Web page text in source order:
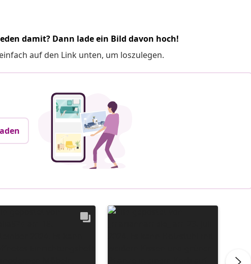
damit? Dann lade ein Bild davon hoch!
auf den Link unten, um loszulegen.